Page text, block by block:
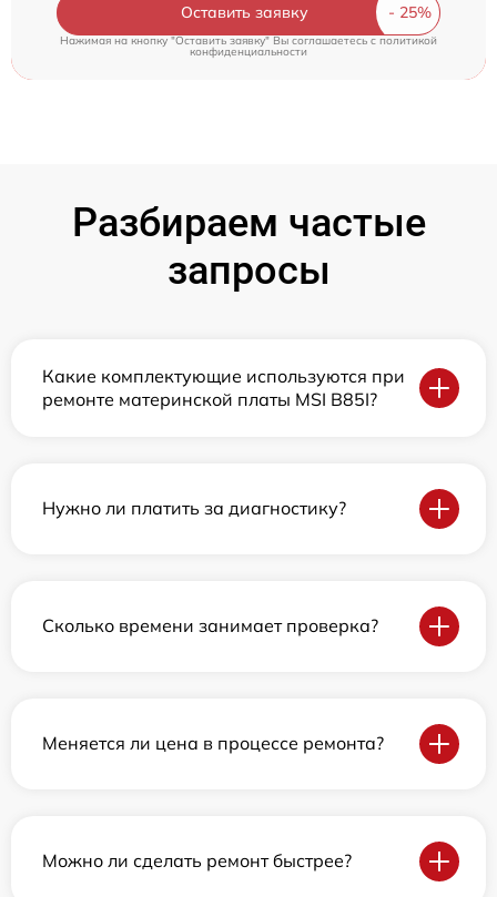
Оставить заявку
Нажимая на кнопку "Оставить заявку" Вы соглашаетесь cполитикой
конфиденциальности
Разбираем частые
запросы
Какие комплектующие используются при
ремонте материнской платы MSI B85I?
Нужно ли платить за диагностику?
Сколько времени занимает проверка?
Меняется ли цена в процессе ремонта?
Можно ли сделать ремонт быстрее?